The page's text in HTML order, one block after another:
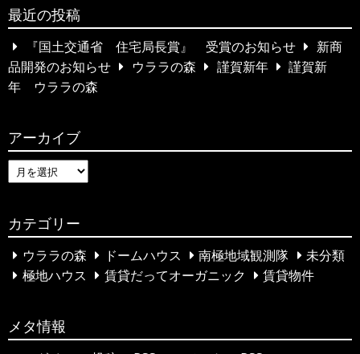
r
h
f
o
:
最近の投稿
『国土交通省 住宅局長賞』 受賞のお知らせ
新商
品開発のお知らせ
ウララの森 謹賀新年
謹賀新
年 ウララの森
アーカイブ
ア
イ
ブ
カテゴリー
ウララの森 ドームハウス 南極地域観測隊
未分類
極地ハウス
賃貸だってオーガニック 賃貸物件
メタ情報